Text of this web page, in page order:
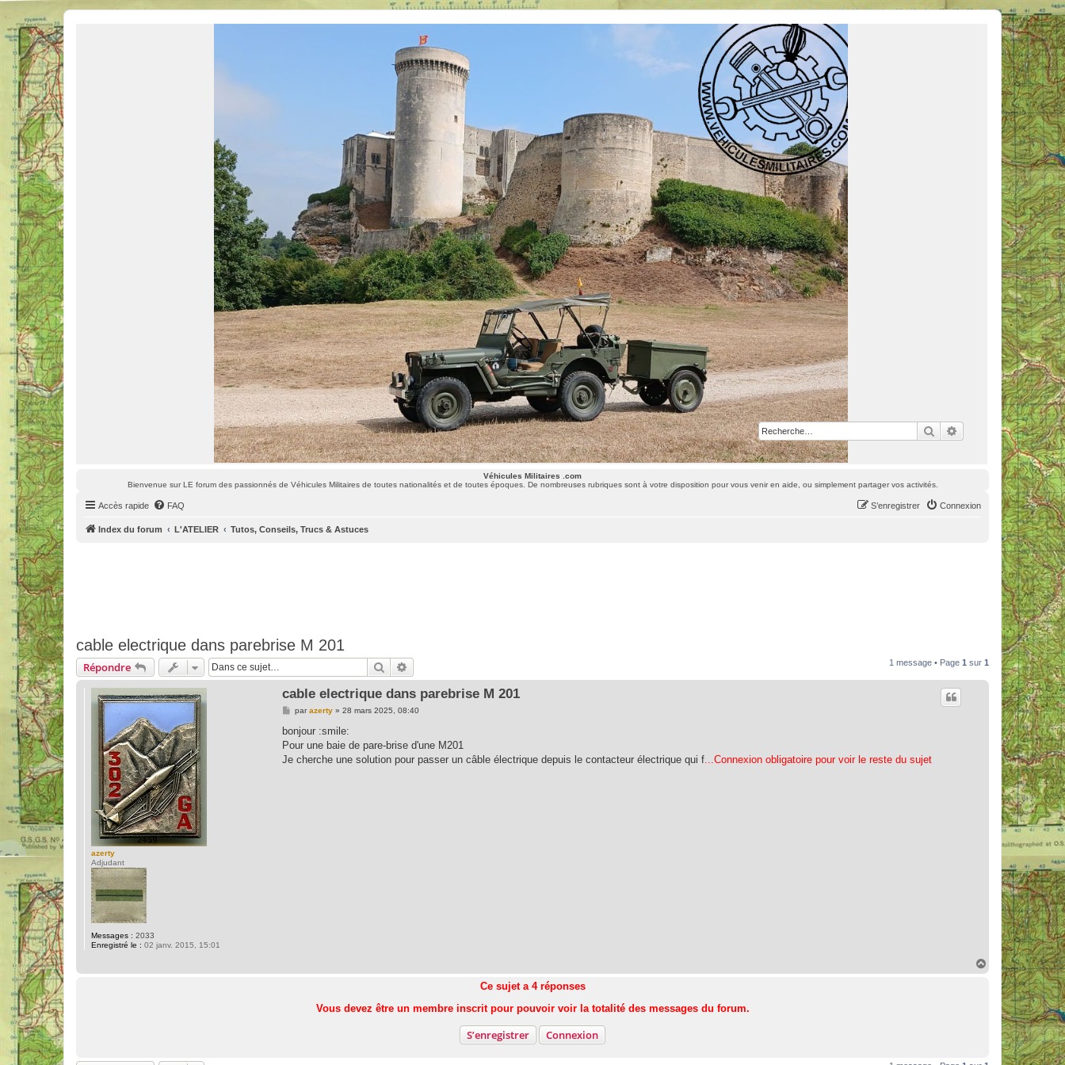
RechercherRecherche avancée
Bienvenue sur LE forum des passionnés de Véhicules Militaires de toutes nationalités et de toutes époques. De nombreuses rubriques sont à votre disposition pour vous venir en aide, ou simplement partager vos activités.
Véhicules Militaires .com
Bienvenue sur LE forum des passionnés de Véhicules Militaires de toutes nationalités et de toutes époques. De nombreuses rubriques sont à votre disposition pour vous venir en aide, ou simplement partager vos activités.
Accès rapide FAQ Connexion
S’enregistrer
Index du forum L'ATELIER Tutos, Conseils, Trucs & Astuces
cable electrique dans parebrise M 201
Répondre Rechercher 1 message • Page 1 sur 1
azerty
Adjudant
Messages : 2033
Enregistré le : 02 janv. 2015, 15:01
cable electrique dans parebrise M 201
M
s
a
g
parazerty» 28 mars 2025, 08:40
bonjour :smile:
Pour une baie de pare-brise d'une M201
Je cherche une solution pour passer un câble électrique depuis le contacteur électrique qui f ...Connexion obligatoire pour voir le reste du sujet
Ce sujet a 4réponses
Vous devez être un membre inscrit pour pouvoir voir la totalité des messages du forum.
S’enregistrer Connexion